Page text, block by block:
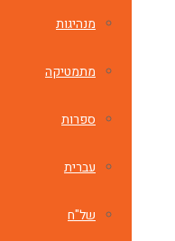
מנהיגות
מתמטיקה
ספרות
עברית
של"ח